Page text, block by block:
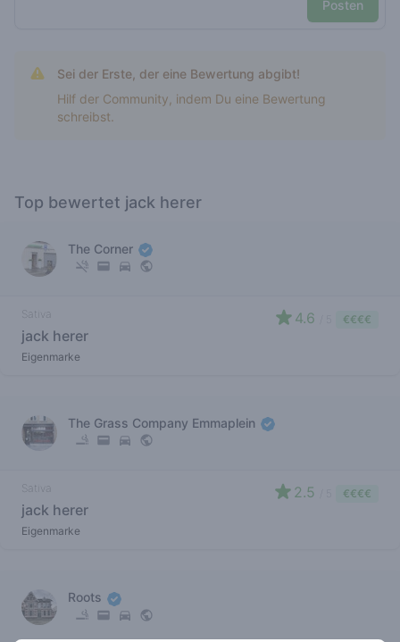
Posten
Sei der Erste, der eine Bewertung abgibt!
Hilf der Community, indem Du eine Bewertung
schreibst.
Top bewertet jack herer
The Corner
Sativa
jack herer
Eigenmarke
4.6 €€€€
The Grass Company Emmaplein
Sativa
jack herer
Eigenmarke
2.5 €€€€
Roots